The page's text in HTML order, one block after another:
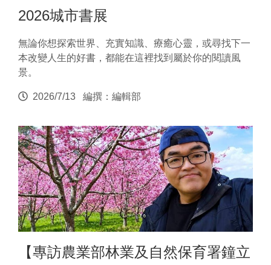
2026城市書展
無論你想探索世界、充實知識、療癒心靈，或尋找下一
本改變人生的好書，都能在這裡找到屬於你的閱讀風
景。
2026/7/13 編撰：編輯部
【專訪農業部林業及自然保育署鐘立